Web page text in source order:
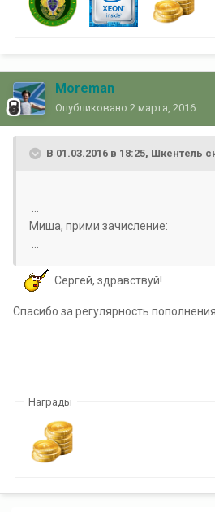
Moreman
Опубликовано 2 марта, 2016
В 01.03.2016 в 18:25, Шкентель
...
Миша, прими зачисление:
...
Сергей, здравствуй!
Спасибо за регулярность
Награды